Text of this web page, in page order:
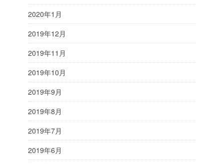
2020年1月
2019年12月
2019年11月
2019年10月
2019年9月
2019年8月
2019年7月
2019年6月